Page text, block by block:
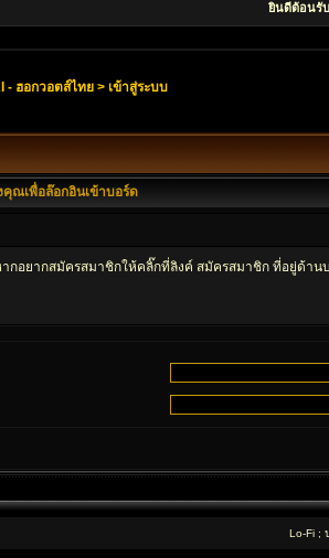
ยินดีต้อนรับ
- ฮอกวอตส์ไทย > เข้าสู่ระบบ
คุณเพื่อล๊อกอินเข้าบอร์ด
กอยากสมัครสมาชิกให้คลิ๊กที่ลิงค์ สมัครสมาชิก ที่อยู่ด้าน
Lo-Fi ;